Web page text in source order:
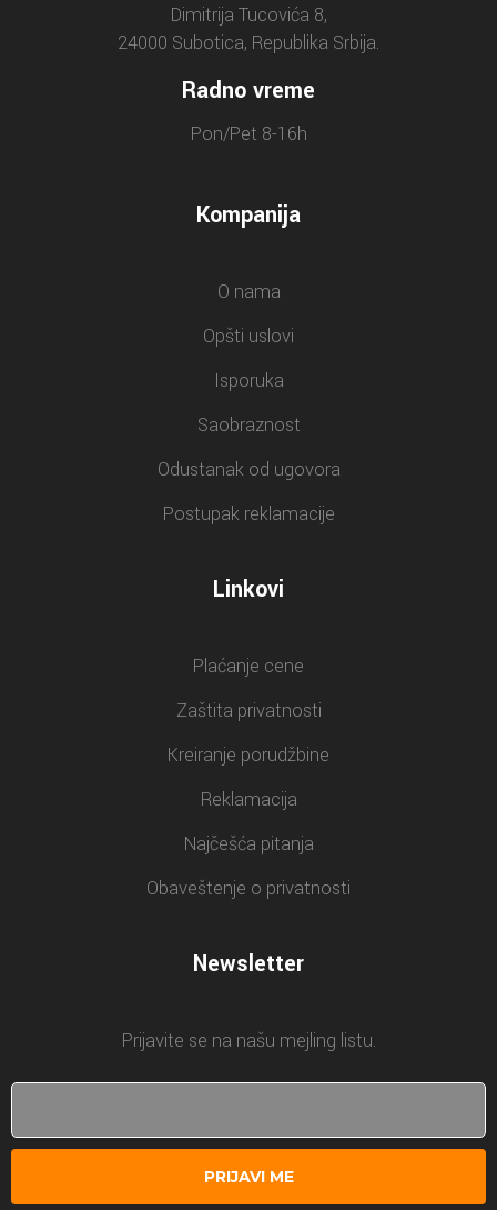
Dimitrija Tucovića 8,
24000 Subotica, Republika Srbija.
Radno vreme
Pon/Pet 8-16h
Kompanija
O nama
Opšti uslovi
Isporuka
Saobraznost
Odustanak od ugovora
Postupak reklamacije
Linkovi
Plaćanje cene
Zaštita privatnosti
Kreiranje porudžbine
Reklamacija
Najčešća pitanja
Obaveštenje o privatnosti
Newsletter
Prijavite se na našu mejling listu.
PRIJAVI ME